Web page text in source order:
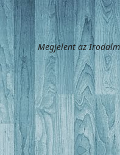
Megjelent az